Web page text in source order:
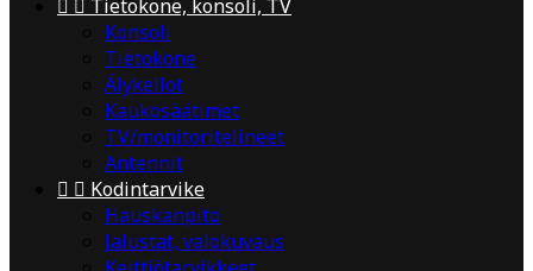
  Tietokone, konsoli, TV
Konsoli
Tietokone
Älykellot
Kaukosäätimet
TV/monitoritelineet
Antennit
  Kodintarvike
Hauskanpito
Jalustat, valokuvaus